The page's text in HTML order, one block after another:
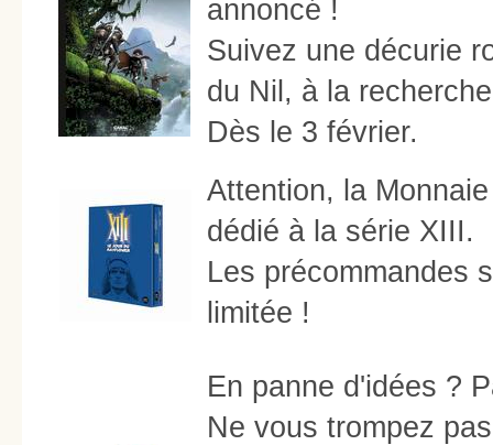
annoncé !
Suivez une décurie
du Nil, à la
Dès le 3 février.
Attention, la
dédié à la série XIII.
Les précommandes
limitée !
En panne d'idées ?
Ne vous trompez